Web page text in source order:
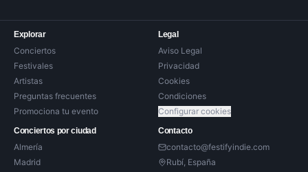
Explorar
Conciertos
Festivales
Artistas
Preguntas frecuentes
Promociona tu evento
Legal
Aviso Legal
Privacidad
Cookies
Condiciones
Configurar cookies
Conciertos por ciudad
Almería
Madrid
Contacto
contacto@festifyindie.com
Rubí, España